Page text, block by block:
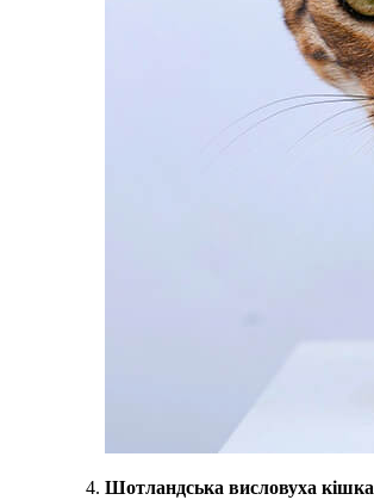
Шотландська висловуха кішка